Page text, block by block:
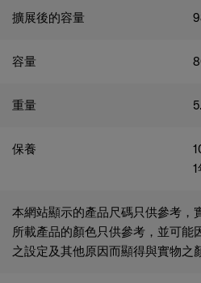
擴展後的容量
容量
重量
保養
本網站顯示的產品尺碼只供參考，
所載產品的顏色只供參考，並可能
之設定及其他原因而顯得與實物之